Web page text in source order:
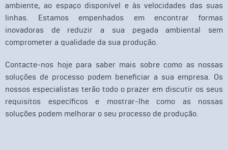
ambiente, ao espaço disponível e às velocidades das suas
linhas. Estamos empenhados em encontrar formas
inovadoras de reduzir a sua pegada ambiental sem
comprometer a qualidade da sua produção.
Contacte-nos hoje para saber mais sobre como as nossas
soluções de processo podem beneficiar a sua empresa. Os
nossos especialistas terão todo o prazer em discutir os seus
requisitos específicos e mostrar-lhe como as nossas
soluções podem melhorar o seu processo de produção.